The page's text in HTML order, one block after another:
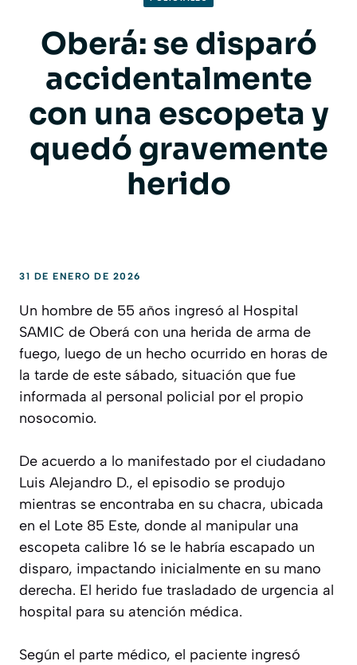
Oberá: se disparó
accidentalmente
con una escopeta y
quedó gravemente
herido
31 DE ENERO DE 2026
Un hombre de 55 años ingresó al Hospital
SAMIC de Oberá con una herida de arma de
fuego, luego de un hecho ocurrido en horas de
la tarde de este sábado, situación que fue
informada al personal policial por el propio
nosocomio.
De acuerdo a lo manifestado por el ciudadano
Luis Alejandro D., el episodio se produjo
mientras se encontraba en su chacra, ubicada
en el Lote 85 Este, donde al manipular una
escopeta calibre 16 se le habría escapado un
disparo, impactando inicialmente en su mano
derecha. El herido fue trasladado de urgencia al
hospital para su atención médica.
Según el parte médico, el paciente ingresó